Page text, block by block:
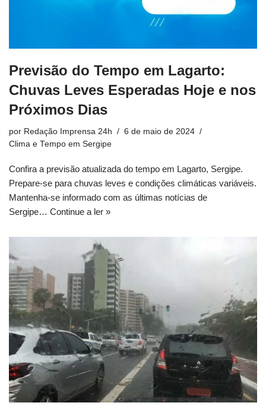
Previsão do Tempo em Lagarto:
Chuvas Leves Esperadas Hoje e nos
Próximos Dias
por Redação Imprensa 24h
6 de maio de 2024
Clima e Tempo em Sergipe
Confira a previsão atualizada do tempo em Lagarto, Sergipe.
Prepare-se para chuvas leves e condições climáticas variáveis.
Mantenha-se informado com as últimas notícias de
Sergipe… Continue a ler »